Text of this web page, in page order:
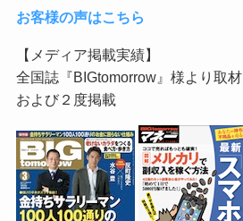
お客様の声はこちら
【メディア掲載実績】
全国誌『BIGtomorrow』様より取材
および２度掲載